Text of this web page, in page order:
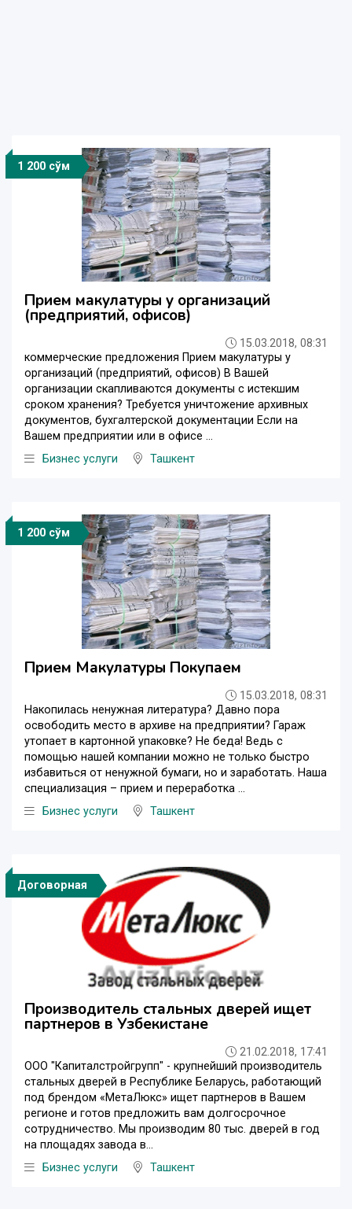
1 200 сўм
Прием макулатуры у организаций
(предприятий, офисов)
15.03.2018, 08:31
коммерческие предложения Прием макулатуры у
организаций (предприятий, офисов) В Вашей
организации скапливаются документы с истекшим
сроком хранения? Требуется уничтожение архивных
документов, бухгалтерской документации Если на
Вашем предприятии или в офисе ...
Бизнес услуги
Ташкент
1 200 сўм
Прием Макулатуры Покупаем
15.03.2018, 08:31
Накопилась ненужная литература? Давно пора
освободить место в архиве на предприятии? Гараж
утопает в картонной упаковке? Не беда! Ведь с
помощью нашей компании можно не только быстро
избавиться от ненужной бумаги, но и заработать. Наша
специализация – прием и переработка ...
Бизнес услуги
Ташкент
Договорная
Производитель стальных дверей ищет
партнеров в Узбекистане
21.02.2018, 17:41
ООО "Капиталстройгрупп" - крупнейший производитель
стальных дверей в Республике Беларусь, работающий
под брендом «МетаЛюкс» ищет партнеров в Вашем
регионе и готов предложить вам долгосрочное
сотрудничество. Мы производим 80 тыс. дверей в год
на площадях завода в...
Бизнес услуги
Ташкент